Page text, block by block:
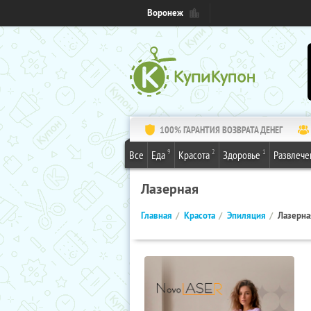
Воронеж
100% ГАРАНТИЯ ВОЗВРАТА ДЕНЕГ
Все Еда 9 Красота 2 Здоровье 1
Лазерная
Главная Красота Эпиляция